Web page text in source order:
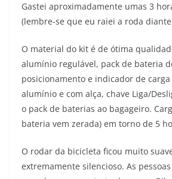
Gastei aproximadamente umas 3
(lembre-se que eu raiei a roda
O material do kit é de ótima
alumínio regulável, pack de bateria
posicionamento e indicador de
alumínio e com alça, chave Liga/
o pack de baterias ao bagageiro.
bateria vem zerada) em torno de 5
O rodar da bicicleta ficou muito
extremamente silencioso. As